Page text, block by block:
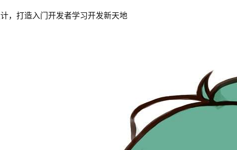
，打造入门开发者学习开发新天地